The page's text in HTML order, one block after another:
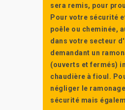
sera remis, pour
Pour votre sécurité
poêle ou cheminée,
dans votre secteur
demandant un
(ouverts et fermés)
chaudière à fioul.
négliger le
sécurité mais